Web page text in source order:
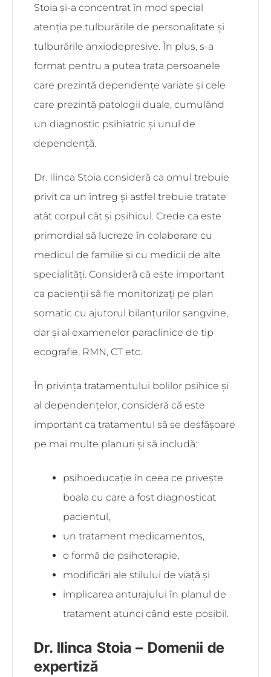
Stoia și-a concentrat în mod special
atenția pe tulburările de personalitate și
tulburările anxiodepresive. În plus, s-a
format pentru a putea trata persoanele
care prezintă dependențe variate și cele
care prezintă patologii duale, cumulând
un diagnostic psihiatric și unul de
dependență.
Dr. Ilinca Stoia consideră ca omul trebuie
privit ca un întreg și astfel trebuie tratate
atât corpul cât și psihicul. Crede ca este
primordial să lucreze în colaborare cu
medicul de familie și cu medicii de alte
specialități. Consideră că este important
ca pacienții să fie monitorizați pe plan
somatic cu ajutorul bilanțurilor sangvine,
dar și al examenelor paraclinice de tip
ecografie, RMN, CT etc.
În privința tratamentului bolilor psihice și
al dependențelor, consideră că este
important ca tratamentul să se desfășoare
pe mai multe planuri și să includă:
psihoeducație în ceea ce privește
boala cu care a fost diagnosticat
pacientul,
un tratament medicamentos,
o formă de psihoterapie,
modificări ale stilului de viață și
implicarea anturajului în planul de
tratament atunci când este posibil.
Dr. Ilinca Stoia – Domenii de
expertiză